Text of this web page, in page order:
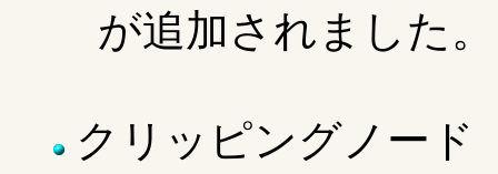
が追加されました。
クリッピングノード